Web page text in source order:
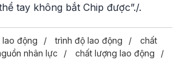
tay không bắt Chip được”./.
lao động trình độ lao động
chất
nhân lực
chất lượng lao động